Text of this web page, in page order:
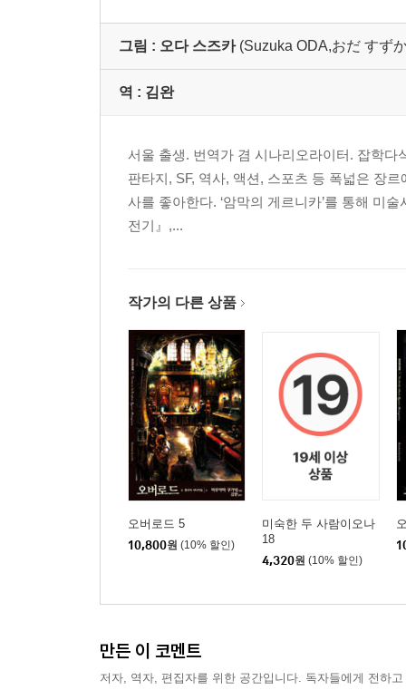
그림 : 오다 스즈카 (Suzuka ODA,おだ すず
역 : 김완
서울 출생. 번역가 겸 시나리오라이터. 잡학
판타지, SF, 역사, 액션, 스포츠 등 폭넓은 장
사를 좋아한다. ‘암막의 게르니카’를 통해 미
전기』,...
작가의 다른 상품
오버로드 5
10,800원 (10% 할인)
미숙한 두 사람이오나
18
4,320원 (10% 할인)
만든 이 코멘트
저자, 역자, 편집자를 위한 공간입니다. 독자들에게 전하